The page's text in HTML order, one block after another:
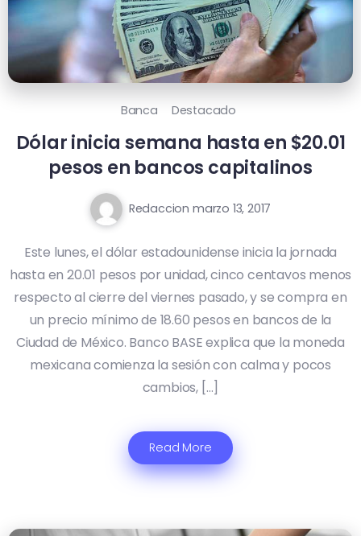
Banca Destacado
Dólar inicia semana hasta en $20.01
pesos en bancos capitalinos
Redaccion marzo 13, 2017
Este lunes, el dólar estadounidense inicia la jornada
hasta en 20.01 pesos por unidad, cinco centavos menos
respecto al cierre del viernes pasado, y se compra en
un precio mínimo de 18.60 pesos en bancos de la
Ciudad de México. Banco BASE explica que la moneda
mexicana comienza la sesión con calma y pocos
cambios, […]
Read More